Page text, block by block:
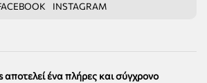
INSTAGRAM
ένα πλήρες και σύγχρονο